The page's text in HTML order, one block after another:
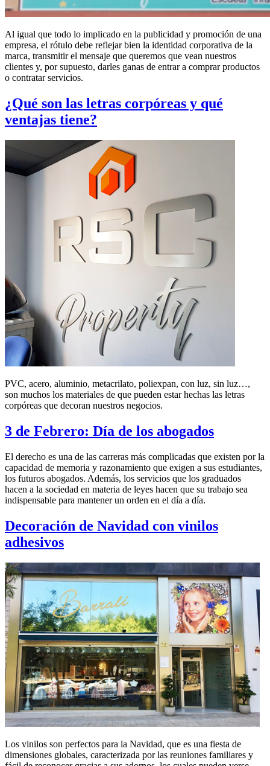
Al igual que todo lo implicado en la publicidad y promoción de una
empresa, el rótulo debe reflejar bien la identidad corporativa de la
marca, transmitir el mensaje que queremos que vean nuestros
clientes y, por supuesto, darles ganas de entrar a comprar productos
o contratar servicios.
¿Qué son las letras corpóreas y qué
ventajas tiene?
PVC, acero, aluminio, metacrilato, poliexpan, con luz, sin luz…,
son muchos los materiales de que pueden estar hechas las letras
corpóreas que decoran nuestros negocios.
3 de Febrero: Día de los abogados
El derecho es una de las carreras más complicadas que existen por la
capacidad de memoria y razonamiento que exigen a sus estudiantes,
los futuros abogados. Además, los servicios que los graduados
hacen a la sociedad en materia de leyes hacen que su trabajo sea
indispensable para mantener un orden en el día a día.
Decoración de Navidad con vinilos
adhesivos
Los vinilos son perfectos para la Navidad, que es una fiesta de
dimensiones globales, caracterizada por las reuniones familiares y